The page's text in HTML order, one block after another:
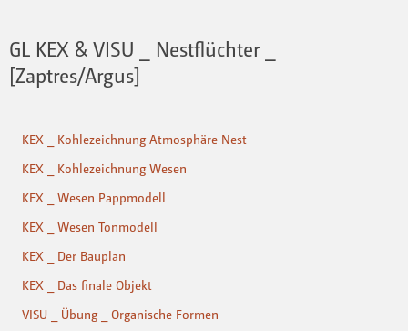
GL KEX & VISU _ Nestflüchter _
[Zaptres/Argus]
KEX _ Kohlezeichnung Atmosphäre Nest
KEX _ Kohlezeichnung Wesen
KEX _ Wesen Pappmodell
KEX _ Wesen Tonmodell
KEX _ Der Bauplan
KEX _ Das finale Objekt
VISU _ Übung _ Organische Formen